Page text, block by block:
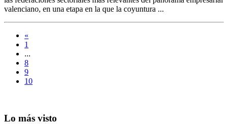
valenciano, en una etapa en la que la coyuntura ...
«
1
...
8
9
10
Lo más visto